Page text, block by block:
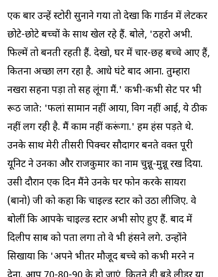
एक बार उन्हें स्टोरी सुनाने गया तो देखा कि गार्डन में लेटकर
छोटे-छोटे बच्चों के साथ खेल रहे हैं. बोले, 'ठहरो अभी.
फिल्में तो बनती रहती हैं. देखो, घर में चार-छह बच्चे आए हैं,
कितना अच्छा लग रहा है. आधे घंटे बाद आना. तुम्हारा
नखरा सहना पड़ा तो सह लूंगा मैं.' कभी-कभी सेट पर भी
रूठ जाते: 'फलां सामान नहीं आया, विग नहीं आई, ये ठीक
नहीं लग रही है. मैं काम नहीं करूंगा.' हम हंस पड़ते थे.
उनके साथ मेरी तीसरी पिक्चर सौदागर बनते वक्त पूरी
यूनिट ने उनका और राजकुमार का नाम चुन्नू-मुन्नू रख दिया.
उसी दौरान एक दिन मैंने उनके घर फोन करके सायरा
(बानो) जी को कहा कि चाइल्ड स्टार को उठा लीजिए. वे
बोलीं कि आपके चाइल्ड स्टार अभी सोए हुए हैं. बाद में
दिलीप साब को पता लगा तो वे भी हंसने लगे. उन्होंने
सिखाया कि 'अपने भीतर मौजूद बच्चे को कभी मरने न